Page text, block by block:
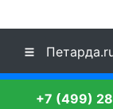
+7 (499)